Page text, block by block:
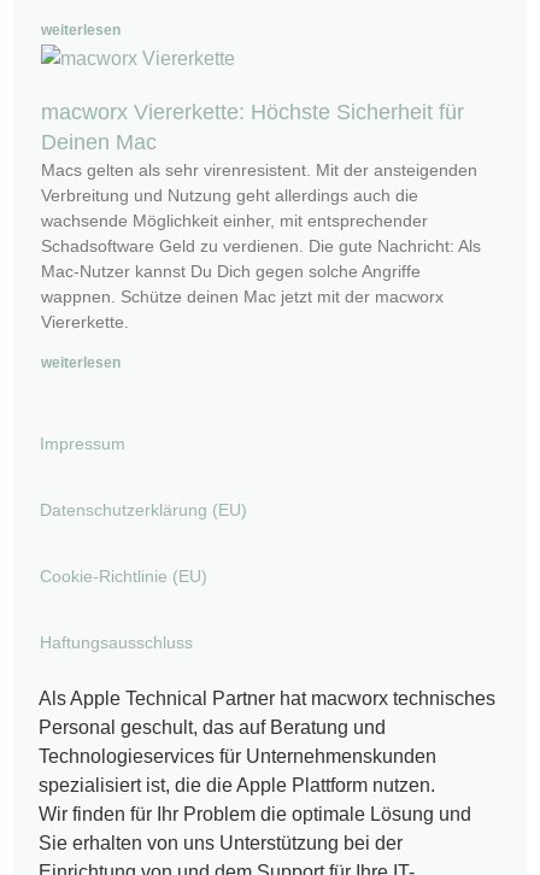
weiterlesen
macworx Viererkette: Höchste Sicherheit für
Deinen Mac
Macs gelten als sehr virenresistent. Mit der ansteigenden
Verbreitung und Nutzung geht allerdings auch die
wachsende Möglichkeit einher, mit entsprechender
Schadsoftware Geld zu verdienen. Die gute Nachricht: Als
Mac-Nutzer kannst Du Dich gegen solche Angriffe
wappnen. Schütze deinen Mac jetzt mit der macworx
Viererkette.
weiterlesen
Impressum
Datenschutzerklärung (EU)
Cookie-Richtlinie (EU)
Haftungsausschluss
Als Apple Technical Partner hat macworx technisches
Personal geschult, das auf Beratung und
Technologieservices für Unternehmenskunden
spezialisiert ist, die die Apple Plattform nutzen.
Wir finden für Ihr Problem die optimale Lösung und
Sie erhalten von uns Unterstützung bei der